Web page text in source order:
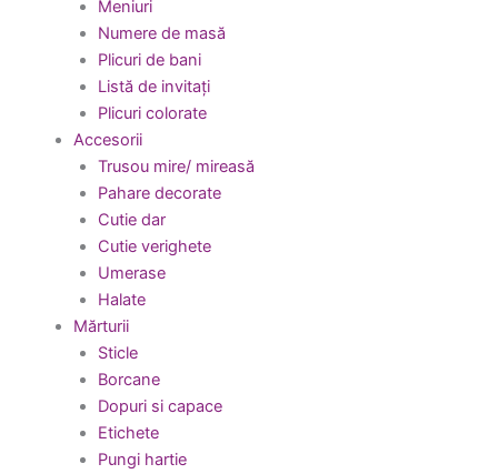
Meniuri
Numere de masă
Plicuri de bani
Listă de invitați
Plicuri colorate
Accesorii
Trusou mire/ mireasă
Pahare decorate
Cutie dar
Cutie verighete
Umerase
Halate
Mărturii
Sticle
Borcane
Dopuri si capace
Etichete
Pungi hartie